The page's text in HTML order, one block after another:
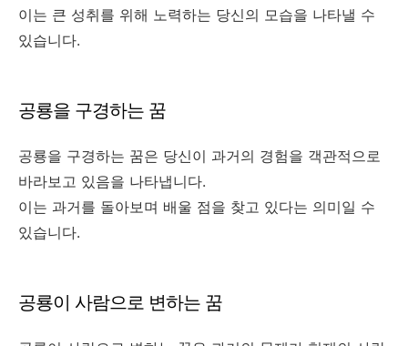
이는 큰 성취를 위해 노력하는 당신의 모습을 나타낼 수
있습니다.
공룡을 구경하는 꿈
공룡을 구경하는 꿈은 당신이 과거의 경험을 객관적으로
바라보고 있음을 나타냅니다.
이는 과거를 돌아보며 배울 점을 찾고 있다는 의미일 수
있습니다.
공룡이 사람으로 변하는 꿈